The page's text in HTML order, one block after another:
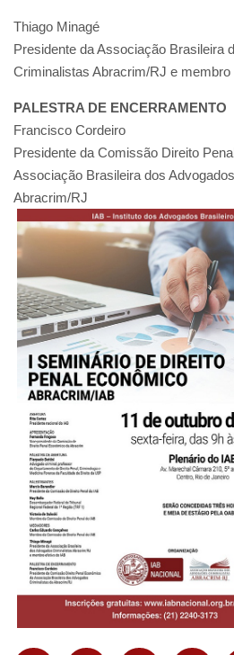
Thiago Minagé
Presidente da Associação Brasileira
Criminalistas Abracrim/RJ e membro
PALESTRA DE ENCERRAMENTO
Francisco Cordeiro
Presidente da Comissão Direito
Associação Brasileira dos
Abracrim/RJ